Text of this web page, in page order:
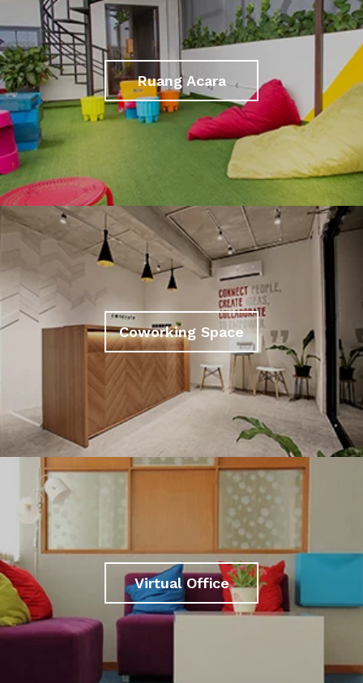
Ruang Acara
Coworking Space
Virtual Office